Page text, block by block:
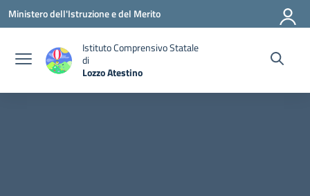
Vai ai contenuti
Vai al menu di navigazione
Vai al footer
Ministero dell'Istruzione e del Merito
Istituto Comprensivo Statale
di
Lozzo Atestino